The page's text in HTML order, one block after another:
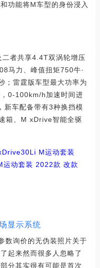
功能将M车型的身份浸入
者共享4.4T双涡轮增压
马力、峰值扭矩750牛·
雷霆版车型最大功率为
0-100km/h加速时间进
新车配备带有3种换挡模
箱、M xDrive智能全驱
M运动套装
动套装 2022款 改款
显示系统
数询价的无伪装照片关于
起来然而很多人忽略了
分其实很有可能是首次